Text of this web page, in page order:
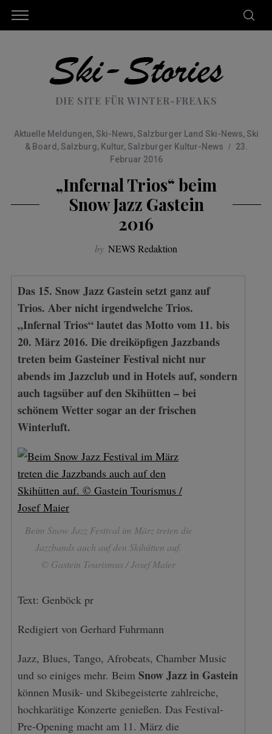
DIE SITE FÜR WINTER-FREAKS
Aktuelle Meldungen, Ski-News, Salzburger Land Ski-News, Ski
& Board , Salzburg, Kultur, Salzburger Kultur-News
23.
Februar 2016
„Infernal Trios“ beim
Snow Jazz Gastein
2016
by NEWS Redaktion
Das 15. Snow Jazz Gastein setzt ganz auf
Trios. Aber nicht irgendwelche Trios.
„Infernal Trios“ lautet das Motto vom 11. bis
20. März 2016. Die dreiköpfigen Jazzbands
treten beim Gasteiner Festival nicht nur
abends im Jazzclub und in Hotels auf, sondern
auch tagsüber auf den Skihütten – bei
schönem Wetter sogar an der frischen
Winterluft.
Beim Snow Jazz Festival im März treten die
Jazzbands auch auf den Skihütten auf.
© Gastein Tourismus / Josef Maier
Text: Genböck pr
Redigiert von Gerhard Fuhrmann
Jazz, Blues, Tango, Afrobeats, Chamber Music
und so einiges mehr. Beim Snow Jazz in Gastein
können Musik- und Skibegeisterte zahlreiche,
hochkarätige Konzerte genießen. Das Festival-
Pre-Opening macht am 11. März die